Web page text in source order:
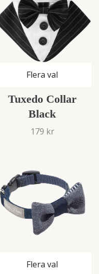
Flera val
Tuxedo Collar
Black
179 kr
Flera val